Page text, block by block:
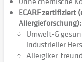
ECARF zertifiziert
Allergieforschung):
Umwelt-&
industrieller
Allergiker-